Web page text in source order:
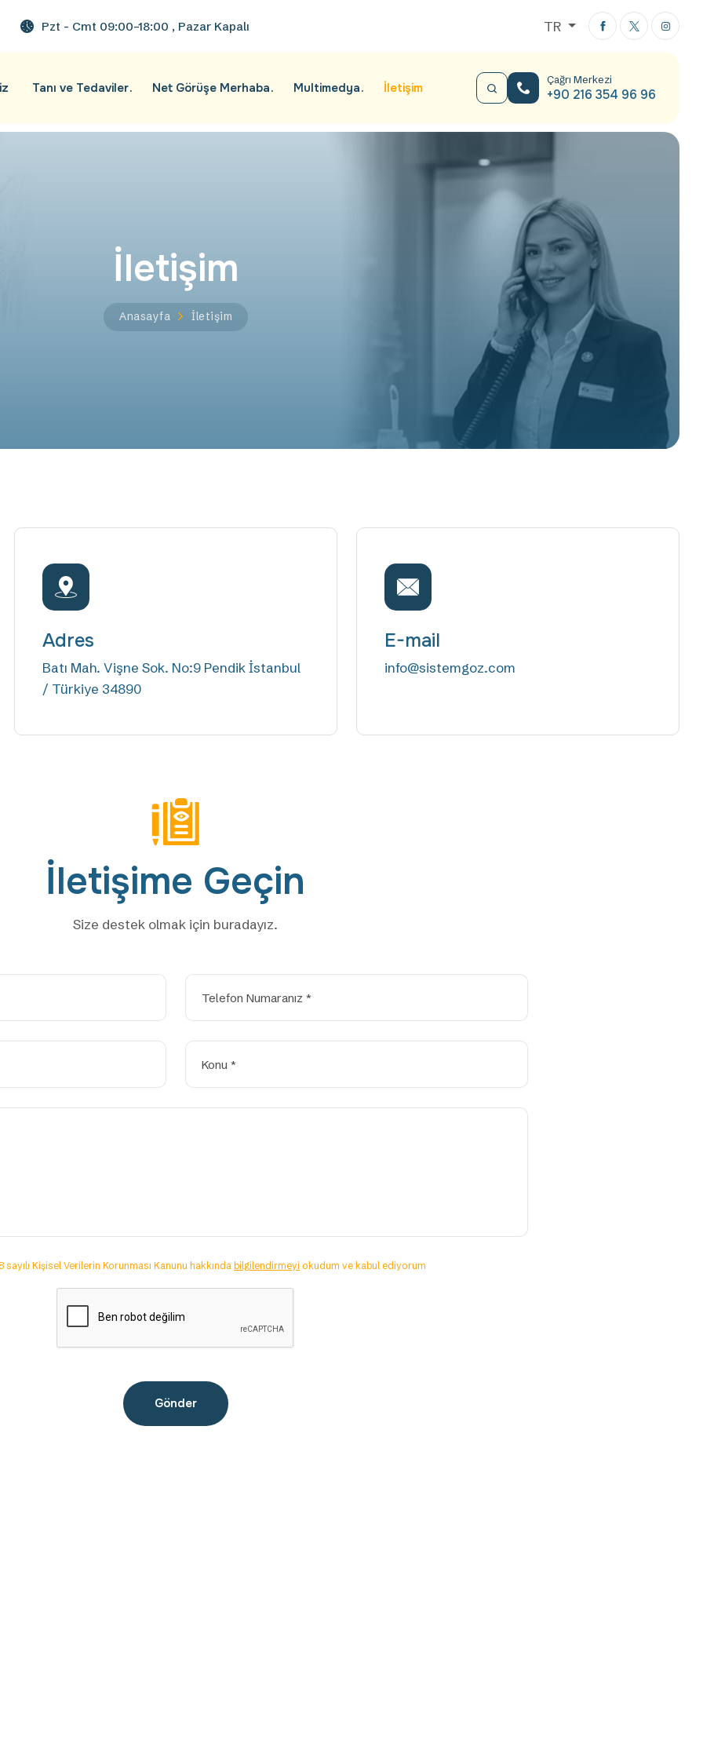
Pzt - Cmt 09:00–18:00 , Pazar Kapalı TR
Tanı ve Tedaviler Net Görüşe Merhaba Multimedya İletişim
Çağrı Merkezi
+90 216 354 96 96
İletişim
Anasayfa İletişim
Adres
Batı Mah. Vişne Sok. No:9 Pendik İstanbul
/ Türkiye 34890
E-mail
info@sistemgoz.com
İletişime Geçin
Size destek olmak için buradayız.
sayılı Kişisel Verilerin Korunması Kanunu hakkında bilgilendirmeyi okudum ve kabul ediyorum
Gönder